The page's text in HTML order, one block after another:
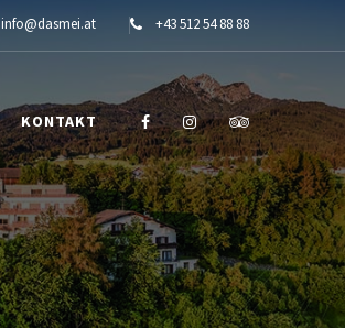
info@dasmei.at +43 512 54 88 88
KONTAKT